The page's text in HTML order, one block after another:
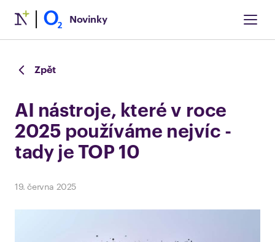
Novinky
Zpět
19. června 2025
AI nástroje, které v roce
2025 používáme nejvíc -
tady je TOP 10